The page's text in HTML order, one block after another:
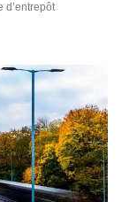
d’entrepôt